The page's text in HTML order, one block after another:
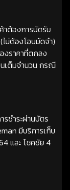
าต้องการนัดรับ
ม่ต้องโอนมัดจำ)
งราคาที่ตกลง
เต็มจำนวน กรณี
รชำระผ่านบัตร
มีบริการเก็บ
และ โชคชัย 4